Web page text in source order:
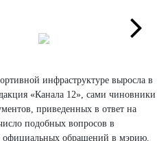
инфраструктуре выросла в
«Канала 12», сами чиновники
приведенных в ответ на
подобных вопросов в
официальных обращений в мэрию.